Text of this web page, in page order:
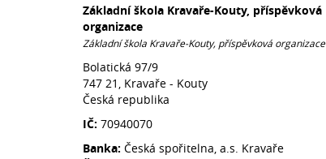
Základní škola Kravaře-Kouty, příspěvková
organizace
Základní škola Kravaře-Kouty, příspěvková organizace
Bolatická 97/9
747 21, Kravaře - Kouty
Česká republika
IČ: 70940070
Banka: Česká spořitelna, a.s. Kravaře